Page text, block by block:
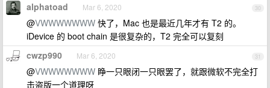
30
alphatoad Mar 6, 2020
@VWWWWWWW 快了，Mac 也是最近几年才有 T2 的。
iDevice 的 boot chain 是很复杂的，T2 完全可以复刻
31
cwzp990 Mar 6, 2020
@VWWWWWWW 睁一只眼闭一只眼罢了，就跟微软不完全打
击盗版一个道理呀